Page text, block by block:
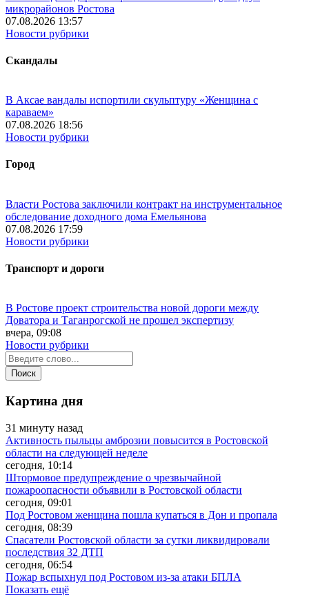
микрорайонов Ростова
07.08.2026 13:57
Новости рубрики
Скандалы
В Аксае вандалы испортили скульптуру «Женщина с
караваем»
07.08.2026 18:56
Новости рубрики
Город
Власти Ростова заключили контракт на инструментальное
обследование доходного дома Емельянова
07.08.2026 17:59
Новости рубрики
Транспорт и дороги
В Ростове проект строительства новой дороги между
Доватора и Таганрогской не прошел экспертизу
вчера, 09:08
Новости рубрики
Картина дня
31 минуту назад
Активность пыльцы амброзии повысится в Ростовской
области на следующей неделе
сегодня, 10:14
Штормовое предупреждение о чрезвычайной
пожароопасности объявили в Ростовской области
сегодня, 09:01
Под Ростовом женщина пошла купаться в Дон и пропала
сегодня, 08:39
Спасатели Ростовской области за сутки ликвидировали
последствия 32 ДТП
сегодня, 06:54
Пожар вспыхнул под Ростовом из-за атаки БПЛА
Показать ещё